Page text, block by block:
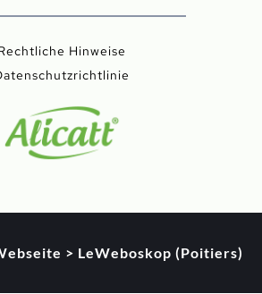
Hinweise
> LeWeboskop (Poitiers)